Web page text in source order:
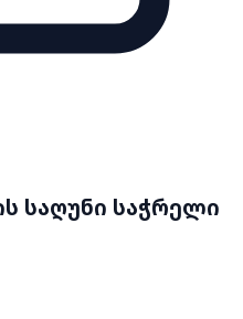
საღუნი საჭრელი